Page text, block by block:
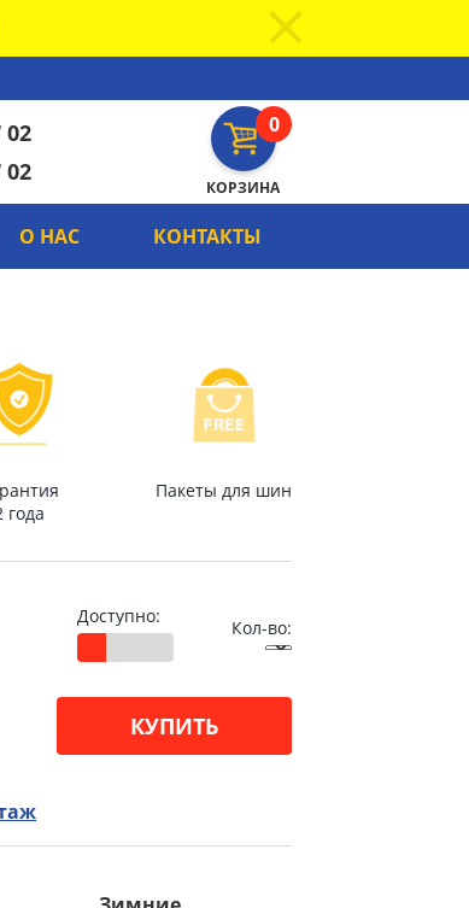
0
КОРЗИНА
02
02
О НАС КОНТАКТЫ
года
Пакеты для шин
Доступно:
Кол-во:
КУПИТЬ